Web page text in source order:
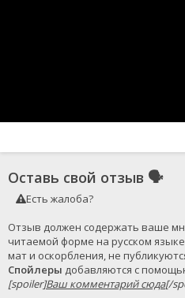
Оставь свой отзыв 🗣
Есть жалоба?
Отзыв должен содержать ваше
читаемой форме на русском
Спойлеры добавляются с
[spoiler]Ваш комментарий сюда[/